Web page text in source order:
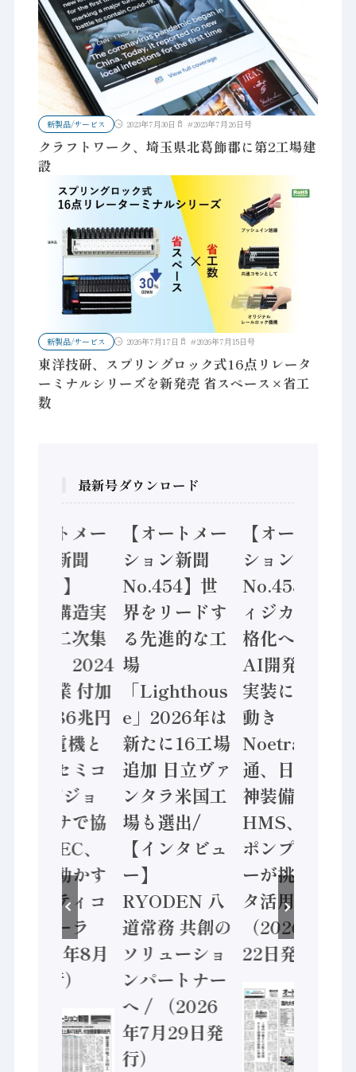
新製品/サービス 2023年7月30日 #2023年7月26日号
クラフトワーク、埼玉県北葛飾郡に第2工場建
設
新製品/サービス 2026年7月17日 #2026年7月15日号
東洋技研、スプリングロック式16点リレータ
ーミナルシリーズを新発売 省スペース×省工
数
最新号ダウンロード
【オートメー
ション新聞
No.455】
「経済構造実
態調査二次集
計結果」2024
年製造業 付加
価値額86兆円
/ 三菱電機と
ソニーセミコ
ン AIビジョ
ンセンサで協
業 / IDEC、
安全に動かす
セーフティコ
ントローラ
（2026年8月
5日発行）
【オートメー
ション新聞
No.454】世
界をリードす
る先進的な工
場
「Lighthous
e」2026年は
新たに16工場
追加 日立ヴァ
ンタラ米国工
場も選出/
【インタビュ
ー】
RYODEN 八
道常務 共創の
ソリューショ
ンパートナー
へ / （2026
年7月29日発
行）
【オートメー
ション新聞
No.453】フ
ィジカルAI本
格化へ 国産
AI開発や社会
実装に活発な
動き
Noetra、富士
通、日立 / 兵
神装備 ×
HMS、老舗
ポンプメーカ
ーが挑むデー
タ活用 など
（2026年7月
22日発行）